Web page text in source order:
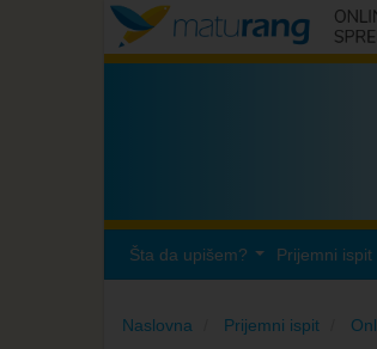
Šta da upišem? Prijemni ispit
Naslovna Prijemni ispit